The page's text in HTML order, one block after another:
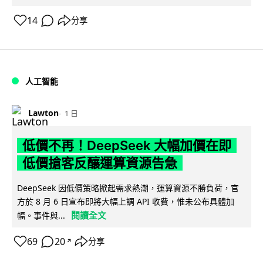
14 分享
人工智能
Lawton 1 日
低價不再！DeepSeek 大幅加價在即
低價搶客反釀運算資源告急
DeepSeek 因低價策略掀起需求熱潮，運算資源不勝負荷，官
方於 8 月 6 日宣布即將大幅上調 API 收費，惟未公布具體加
幅。事件與...
閱讀全文
69 20 ↗ 分享